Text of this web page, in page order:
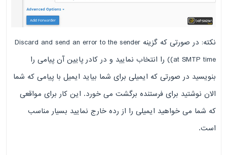
نکته: در صورتی که گزینه Discard and send an error to the sender
(at SMTP time) را انتخاب نمایید و در کادر پایین آن پیامی را
بنویسید در صورتی که ایمیلی برای شما بیاید ایمیل با پیامی که شما
الان نوشتید برای فرستنده برگشت می خورد. این کار برای مواقعی
که شما می خواهید ایمیلی را از رده خارج نمایید بسیار مناسب
است.